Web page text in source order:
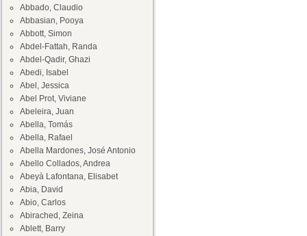
Abbado, Claudio
Abbasian, Pooya
Abbott, Simon
Abdel-Fattah, Randa
Abdel-Qadir, Ghazi
Abedi, Isabel
Abel, Jessica
Abel Prot, Viviane
Abeleira, Juan
Abella, Tomás
Abella, Rafael
Abella Mardones, José Antonio
Abello Collados, Andrea
Abeyà Lafontana, Elisabet
Abia, David
Abio, Carlos
Abirached, Zeina
Ablett, Barry